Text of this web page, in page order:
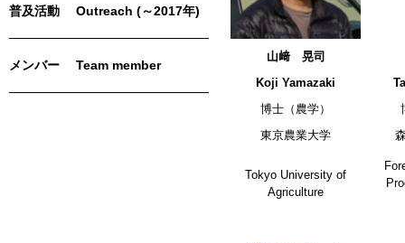
普及活動 Outreach (～2017年)
メンバー Team member
山﨑 晃司
Koji Yamazaki
博士（農学）
東京農業大学
Tokyo University of
Agriculture